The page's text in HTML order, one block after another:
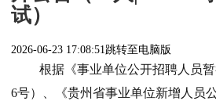
试）
2026-06-23 17:08:51跳转至电脑版
根据《事业单位公开招聘人员暂
6号）、《贵州省事业单位新增人员